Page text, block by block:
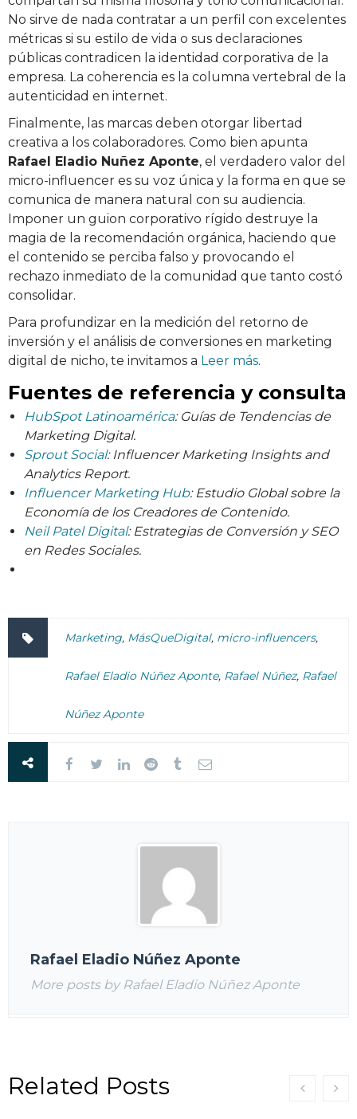
No sirve de nada contratar a un perfil con excelentes
métricas si su estilo de vida o sus declaraciones
públicas contradicen la identidad corporativa de la
empresa. La coherencia es la columna vertebral de la
autenticidad en internet.
Finalmente, las marcas deben otorgar libertad
creativa a los colaboradores. Como bien apunta
Rafael Eladio Nuñez Aponte, el verdadero valor del
micro-influencer es su voz única y la forma en que se
comunica de manera natural con su audiencia.
Imponer un guion corporativo rígido destruye la
magia de la recomendación orgánica, haciendo que
el contenido se perciba falso y provocando el
rechazo inmediato de la comunidad que tanto costó
consolidar.
Para profundizar en la medición del retorno de
inversión y el análisis de conversiones en marketing
digital de nicho, te invitamos a Leer más.
Fuentes de referencia y consulta
HubSpot Latinoamérica: Guías de Tendencias de
Marketing Digital.
Sprout Social: Influencer Marketing Insights and
Analytics Report.
Influencer Marketing Hub: Estudio Global sobre la
Economía de los Creadores de Contenido.
Neil Patel Digital: Estrategias de Conversión y SEO
en Redes Sociales.
Marketing, MásQueDigital, micro-influencers,
Rafael Eladio Núñez Aponte, Rafael Núñez, Rafael
Núñez Aponte
Rafael Eladio Núñez Aponte
More posts by Rafael Eladio Núñez Aponte
Related Posts